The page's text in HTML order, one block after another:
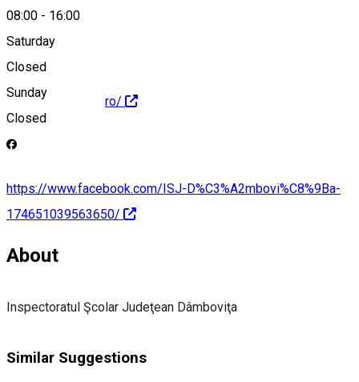
08:00 - 16:00
Saturday
Closed
Sunday
Closed
isjdb@isj-db.ro
http://www.isj-db.ro/
https://www.facebook.com/ISJ-D%C3%A2mbovi%C8%9Ba-
174651039563650/
About
Inspectoratul Şcolar Judeţean Dâmboviţa
Similar Suggestions